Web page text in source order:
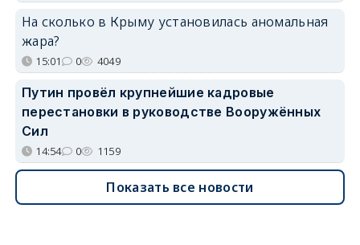
На сколько в Крыму установилась аномальная
жара?
15:01 0 4049
Путин провёл крупнейшие кадровые
перестановки в руководстве Вооружённых
Сил
14:54 0 1159
Показать все новости